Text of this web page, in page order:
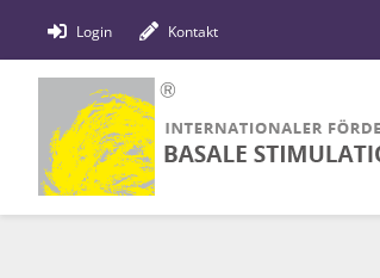
Inhalt
Login Kontakt